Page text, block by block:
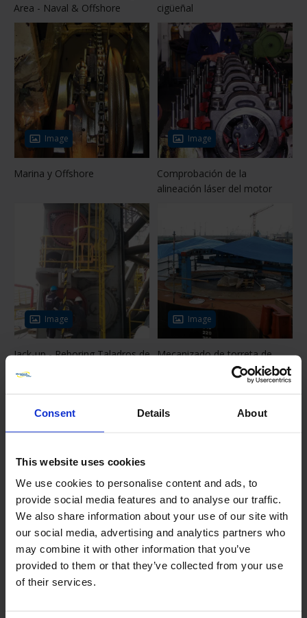
Consent Details About
This website uses cookies
We use cookies to personalise content and ads, to
provide social media features and to analyse our traffic.
We also share information about your use of our site with
our social media, advertising and analytics partners who
may combine it with other information that you’ve
provided to them or that they’ve collected from your use
of their services.
Area - Naval & Offshore
cigüeñal
Image
Marina y Offshore
Image
Comprobación de la
alineación láser del motor
Image
Jack-up - Reboring Taladros de
engranajes de Jacking
Image
Mecanizado de torreta de
Image
Reperforación de cojinete
principal de motor principal
Image
Mecanizado del muñón del
cojinete del cigüeñal